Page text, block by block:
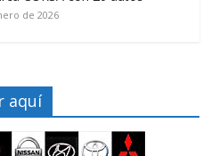
de 2026
aquí